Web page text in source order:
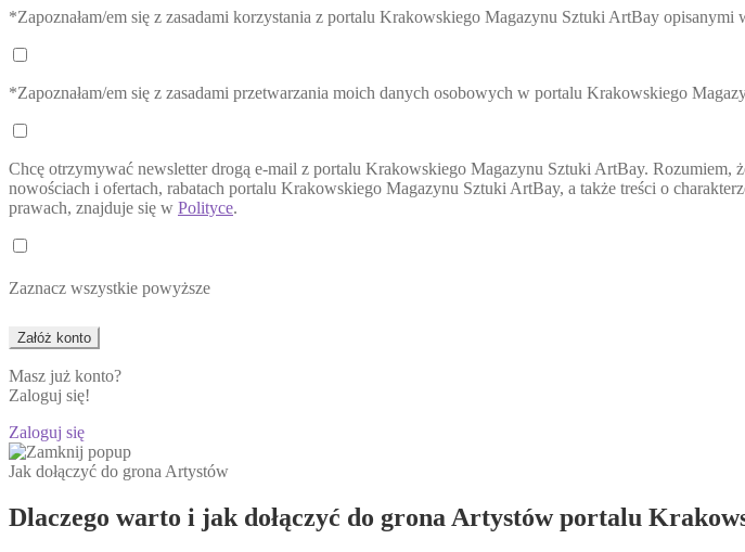
*Zapoznałam/em się z zasadami korzystania z portalu Krakowskiego Magazynu Sztuki ArtBay opisanymi
*Zapoznałam/em się z zasadami przetwarzania moich danych osobowych w portalu Krakowskiego
Chcę otrzymywać newsletter drogą e-mail z portalu Krakowskiego Magazynu Sztuki ArtBay. Rozumiem,
nowościach i ofertach, rabatach portalu Krakowskiego Magazynu Sztuki ArtBay, a także treści o
prawach, znajduje się w Polityce.
Zaznacz wszystkie powyższe
Masz już konto?
Zaloguj się!
Zaloguj się
Jak dołączyć do grona Artystów
Dlaczego warto i jak dołączyć do grona Artystów portalu